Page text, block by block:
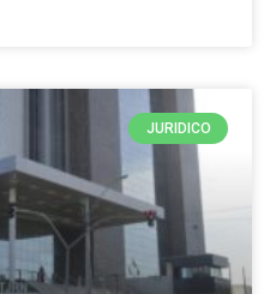
JURIDICO